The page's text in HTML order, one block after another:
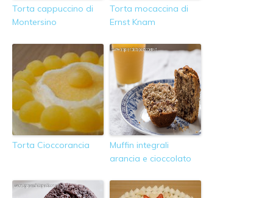
Torta cappuccino di
Montersino
Torta mocaccina di
Ernst Knam
Torta Cioccorancia
Muffin integrali
arancia e cioccolato